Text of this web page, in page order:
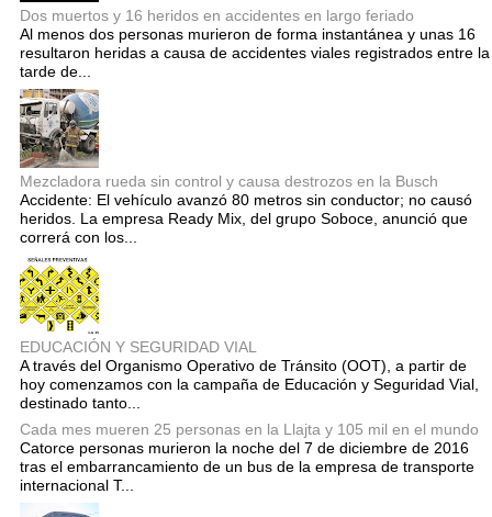
Dos muertos y 16 heridos en accidentes en largo feriado
Al menos dos personas murieron de forma instantánea y unas 16
resultaron heridas a causa de accidentes viales registrados entre la
tarde de...
Mezcladora rueda sin control y causa destrozos en la Busch
Accidente: El vehículo avanzó 80 metros sin conductor; no causó
heridos. La empresa Ready Mix, del grupo Soboce, anunció que
correrá con los...
EDUCACIÓN Y SEGURIDAD VIAL
A través del Organismo Operativo de Tránsito (OOT), a partir de
hoy comenzamos con la campaña de Educación y Seguridad Vial,
destinado tanto...
Cada mes mueren 25 personas en la Llajta y 105 mil en el mundo
Catorce personas murieron la noche del 7 de diciembre de 2016
tras el embarrancamiento de un bus de la empresa de transporte
internacional T...